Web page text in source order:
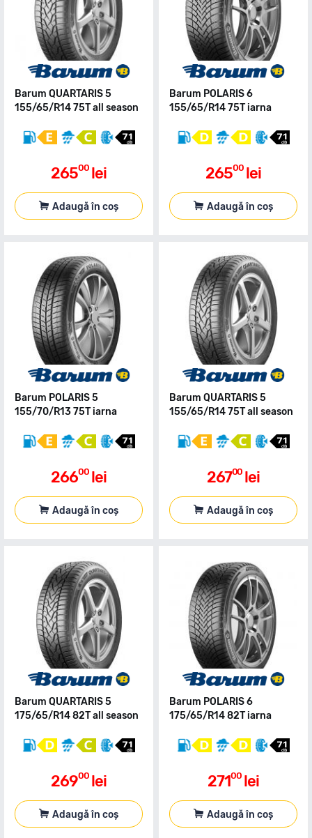
Barum QUARTARIS 5
155/65/R14 75T all season
26500 lei
Adaugă în coș
Barum POLARIS 6
155/65/R14 75T iarna
26500 lei
Adaugă în coș
Barum POLARIS 5
155/70/R13 75T iarna
26600 lei
Adaugă în coș
Barum QUARTARIS 5
155/65/R14 75T all season
26700 lei
Adaugă în coș
Barum QUARTARIS 5
175/65/R14 82T all season
26900 lei
Adaugă în coș
Barum POLARIS 6
175/65/R14 82T iarna
27100 lei
Adaugă în coș